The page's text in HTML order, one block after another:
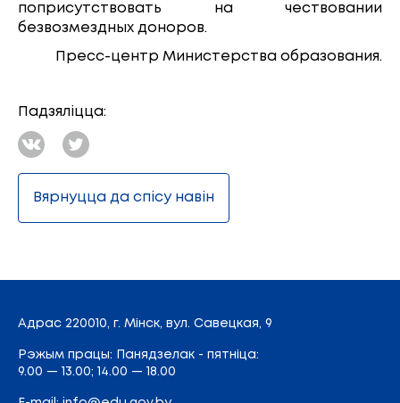
поприсутствовать на чествовании
безвозмездных доноров.
Пресс-центр Министерства образования.
Падзяліцца:
Вярнуцца да спісу навін
Адрас 220010, г. Мінск, вул. Савецкая, 9
Рэжым працы: Панядзелак - пятніца:
9.00 — 13.00; 14.00 — 18.00